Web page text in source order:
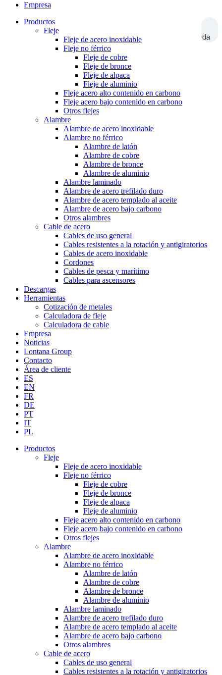
Empresa
Búsqueda
Productos
Fleje
Fleje de acero inoxidable
Fleje no férrico
Fleje de cobre
Fleje de bronce
Fleje de alpaca
Fleje de aluminio
Fleje acero alto contenido en carbono
Fleje acero bajo contenido en carbono
Otros flejes
Alambre
Alambre de acero inoxidable
Alambre no férrico
Alambre de latón
Alambre de cobre
Alambre de bronce
Alambre de aluminio
Alambre laminado
Alambre de acero trefilado duro
Alambre de acero templado al aceite
Alambre de acero bajo carbono
Otros alambres
Cable de acero
Cables de uso general
Cables resistentes a la rotación y antigiratorios
Cables de acero inoxidable
Cordones
Cables de pesca y marítimo
Cables para ascensores
Descargas
Herramientas
Cotización de metales
Calculadora de fleje
Calculadora de cable
Empresa
Noticias
Lontana Group
Contacto
Área de cliente
ES
EN
FR
DE
PT
IT
PL
Productos
Fleje
Fleje de acero inoxidable
Fleje no férrico
Fleje de cobre
Fleje de bronce
Fleje de alpaca
Fleje de aluminio
Fleje acero alto contenido en carbono
Fleje acero bajo contenido en carbono
Otros flejes
Alambre
Alambre de acero inoxidable
Alambre no férrico
Alambre de latón
Alambre de cobre
Alambre de bronce
Alambre de aluminio
Alambre laminado
Alambre de acero trefilado duro
Alambre de acero templado al aceite
Alambre de acero bajo carbono
Otros alambres
Cable de acero
Cables de uso general
Cables resistentes a la rotación y antigiratorios